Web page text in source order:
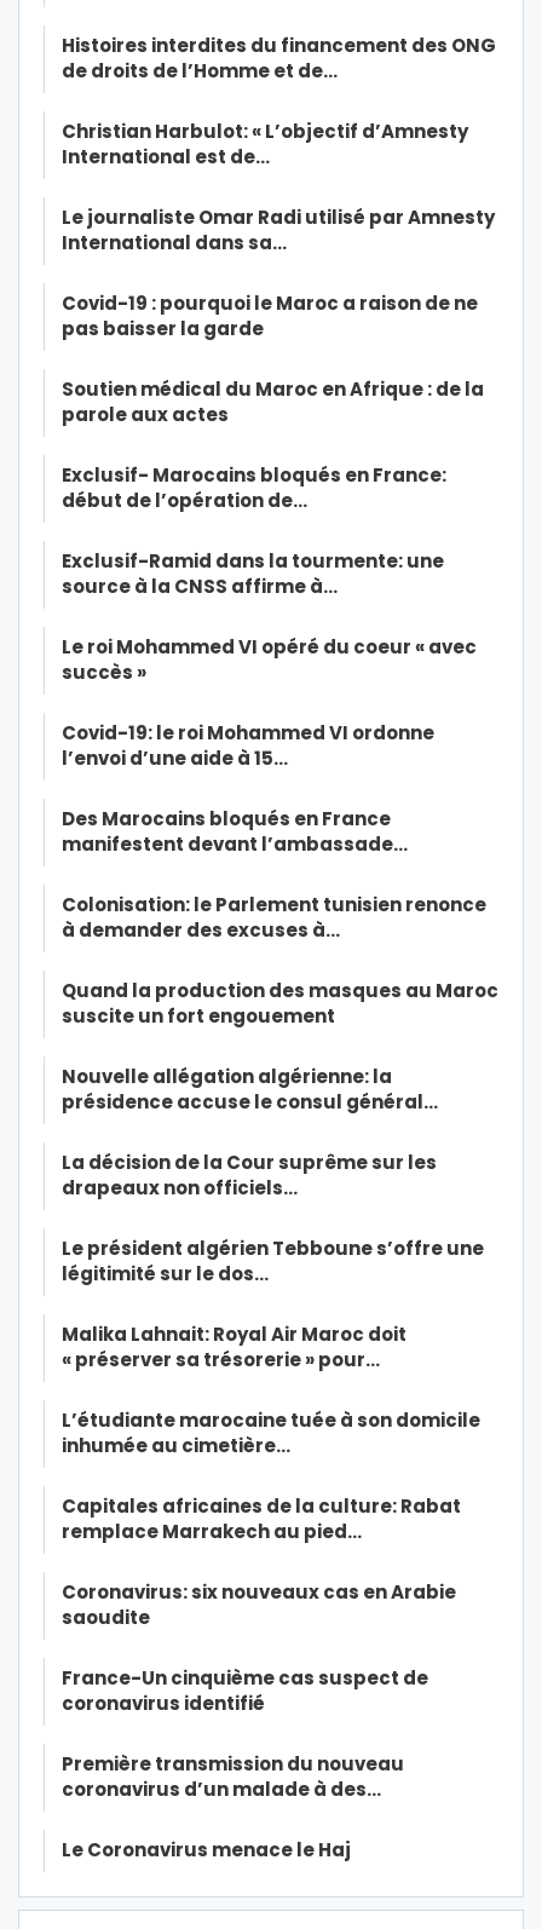
Histoires interdites du financement des ONG
de droits de l’Homme et de…
Christian Harbulot: « L’objectif d’Amnesty
International est de…
Le journaliste Omar Radi utilisé par Amnesty
International dans sa…
Covid-19 : pourquoi le Maroc a raison de ne
pas baisser la garde
Soutien médical du Maroc en Afrique : de la
parole aux actes
Exclusif- Marocains bloqués en France:
début de l’opération de…
Exclusif-Ramid dans la tourmente: une
source à la CNSS affirme à…
Le roi Mohammed VI opéré du coeur « avec
succès »
Covid-19: le roi Mohammed VI ordonne
l’envoi d’une aide à 15…
Des Marocains bloqués en France
manifestent devant l’ambassade…
Colonisation: le Parlement tunisien renonce
à demander des excuses à…
Quand la production des masques au Maroc
suscite un fort engouement
Nouvelle allégation algérienne: la
présidence accuse le consul général…
La décision de la Cour suprême sur les
drapeaux non officiels…
Le président algérien Tebboune s’offre une
légitimité sur le dos…
Malika Lahnait: Royal Air Maroc doit
« préserver sa trésorerie » pour…
L’étudiante marocaine tuée à son domicile
inhumée au cimetière…
Capitales africaines de la culture: Rabat
remplace Marrakech au pied…
Coronavirus: six nouveaux cas en Arabie
saoudite
France-Un cinquième cas suspect de
coronavirus identifié
Première transmission du nouveau
coronavirus d’un malade à des…
Le Coronavirus menace le Haj